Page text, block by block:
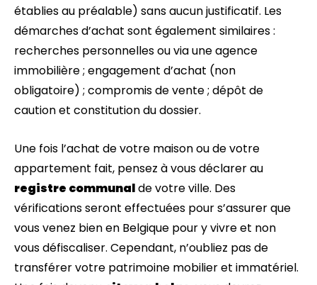
établies au préalable) sans aucun justificatif. Les
démarches d’achat sont également similaires :
recherches personnelles ou via une agence
immobilière ; engagement d’achat (non
obligatoire) ; compromis de vente ; dépôt de
caution et constitution du dossier.
Une fois l’achat de votre maison ou de votre
appartement fait, pensez à vous déclarer au
registre communalde votre ville. Des
vérifications seront effectuées pour s’assurer que
vous venez bien en Belgique pour y vivre et non
vous défiscaliser. Cependant, n’oubliez pas de
transférer votre patrimoine mobilier et immatériel.